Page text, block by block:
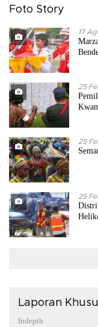
Foto Story
17
25
25
25
Laporan
Indepth